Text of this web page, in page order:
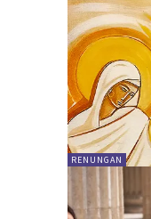
RENUNGAN